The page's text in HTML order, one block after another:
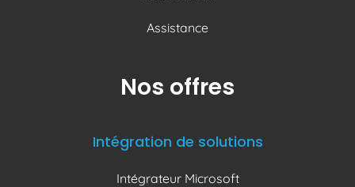
Assistance
Nos offres
Intégration de solutions
Intégrateur Microsoft